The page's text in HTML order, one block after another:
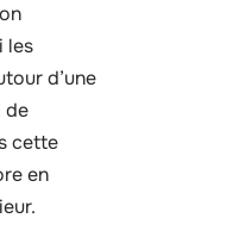
les
d’une
de
cette
en